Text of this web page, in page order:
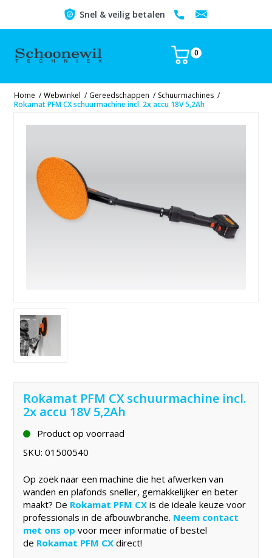
Snel & veilig betalen
0
Home / Webwinkel / Gereedschappen / Schuurmachines /
Rokamat PFM CX schuurmachine incl. 2x accu 18V 5,2Ah
Rokamat PFM CX schuurmachine incl.
2x accu 18V 5,2Ah
Product op voorraad
SKU:01500540
Op zoek naar een machine die het afwerken van
wanden en plafonds sneller, gemakkelijker en beter
maakt? De Rokamat PFM CX is de ideale keuze voor
professionals in de afbouwbranche. Neem contact
met ons op voor meer informatie of bestel
de Rokamat PFM CX direct!